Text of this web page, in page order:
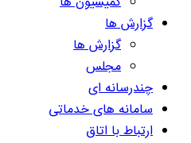
گزارش ها
گزارش ها
مجلس
چندرسانه ای
سامانه های خدماتی
ارتباط با اتاق